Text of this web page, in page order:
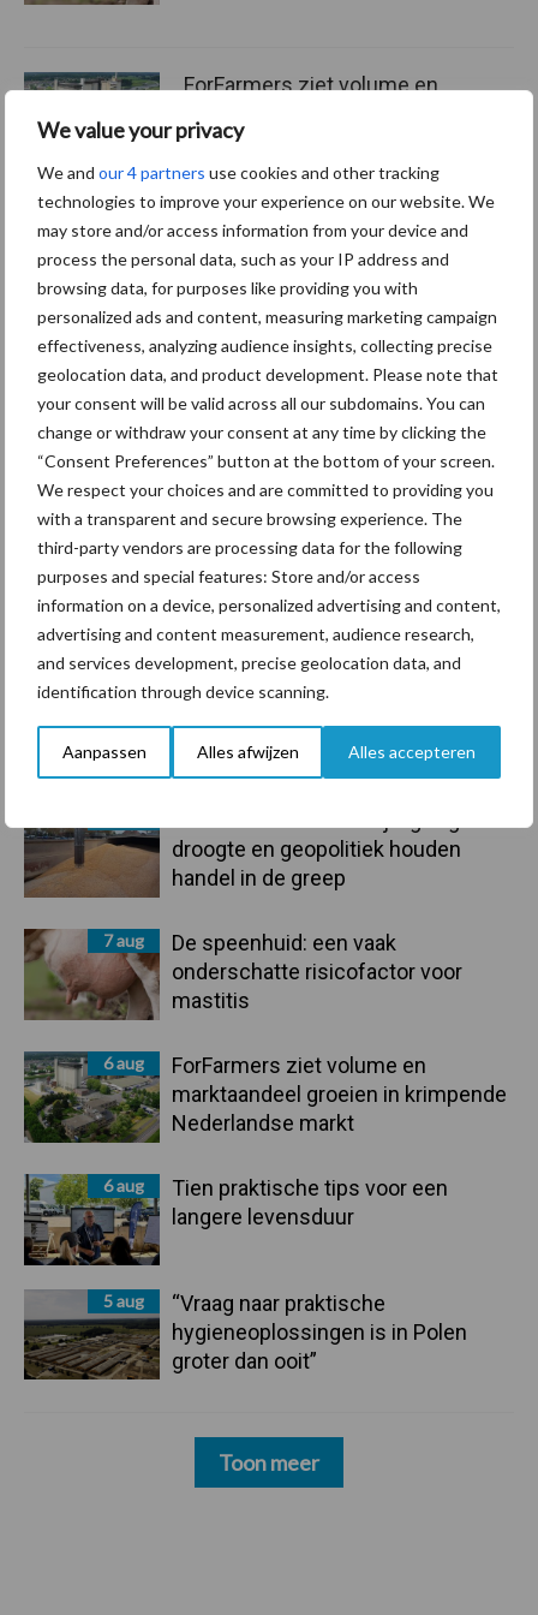
We value your privacy
We and our 4 partners use cookies and other tracking
technologies to improve your experience on our website. We
may store and/or access information from your device and
process the personal data, such as your IP address and
browsing data, for purposes like providing you with
personalized ads and content, measuring marketing campaign
effectiveness, analyzing audience insights, collecting precise
geolocation data, and product development. Please note that
your consent will be valid across all our subdomains. You can
change or withdraw your consent at any time by clicking the
“Consent Preferences” button at the bottom of your screen.
We respect your choices and are committed to providing you
with a transparent and secure browsing experience. The
third-party vendors are processing data for the following
purposes and special features: Store and/or access
information on a device, personalized advertising and content,
advertising and content measurement, audience research,
and services development, precise geolocation data, and
identification through device scanning.
Aanpassen Alles afwijzen Alles accepteren
Primaire
Sidebar
Recent nieuws Partner nieuws
droogte en geopolitiek houden
handel in de greep
7 aug
De speenhuid: een vaak
onderschatte risicofactor voor
mastitis
6 aug
ForFarmers ziet volume en
marktaandeel groeien in krimpende
Nederlandse markt
6 aug
Tien praktische tips voor een
langere levensduur
5 aug
“Vraag naar praktische
hygieneoplossingen is in Polen
groter dan ooit”
Toon meer
ForFarmers ziet volume en
krimpende Nederlandse
markt
Themapagina's
Diergezondheid Bemesting Fokkerij
Mastitis Hittestress
Toon meer